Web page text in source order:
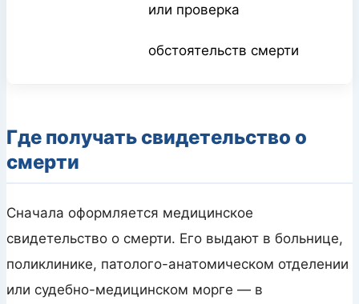
или проверка
обстоятельств смерти
Где получать свидетельство о
смерти
Сначала оформляется медицинское
свидетельство о смерти. Его выдают в больнице,
поликлинике, патолого-анатомическом отделении
или судебно-медицинском морге — в